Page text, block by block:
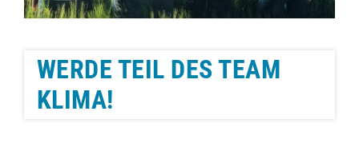
WERDE TEIL DES TEAM
KLIMA!